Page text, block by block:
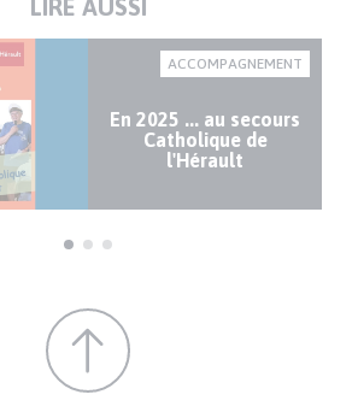
LIRE AUSSI
ACCOMPAGNEMENT
En 2025 ... au secours
Catholique de
l'Hérault